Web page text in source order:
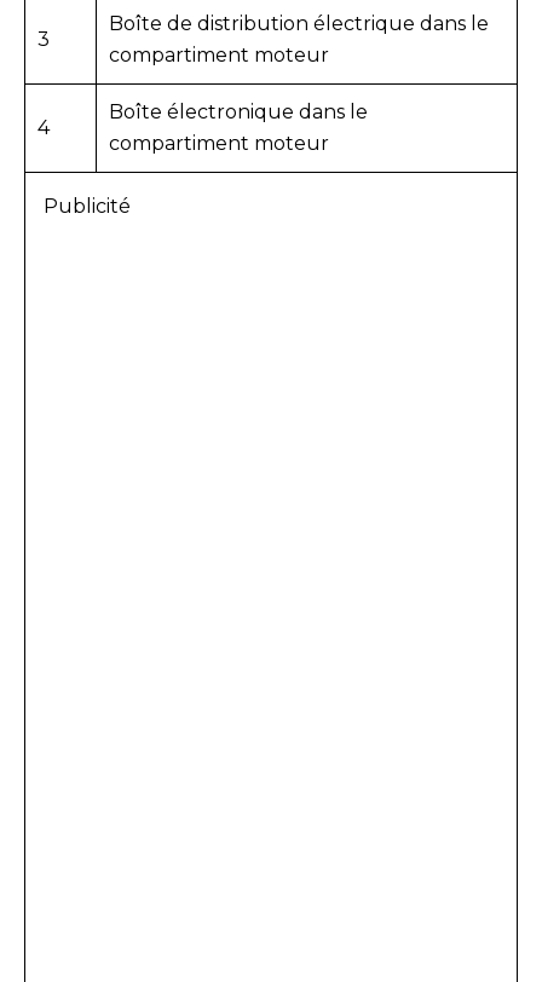
3
Boîte de distribution électrique dans le
compartiment moteur
4
Boîte électronique dans le
compartiment moteur
Publicité